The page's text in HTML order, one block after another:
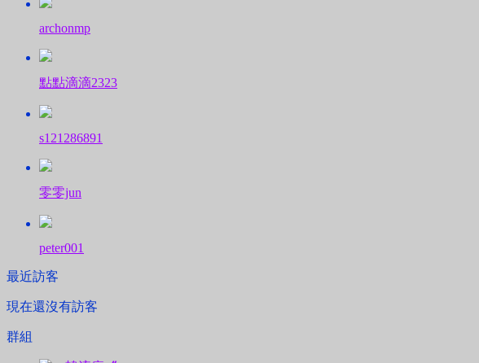
archonmp
點點滴滴2323
s121286891
零零jun
peter001
最近訪客
現在還沒有訪客
群組